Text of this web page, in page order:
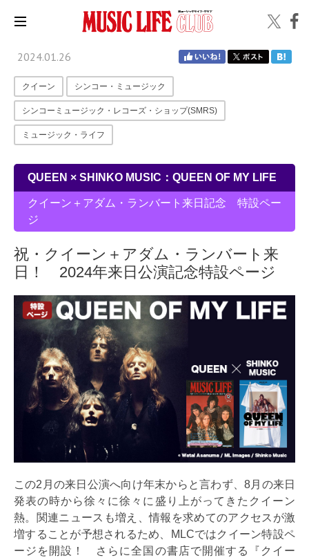
2024.01.26
クイーン シンコー・ミュージック
シンコーミュージック・レコーズ・ショップ(SMRS)
ミュージック・ライフ
QUEEN × SHINKO MUSIC：QUEEN OF MY LIFE
クイーン＋アダム・ランバート来日記念 特設ペー
ジ
祝・クイーン＋アダム・ランバート来
日！ 2024年来日公演記念特設ページ
この2月の来日公演へ向け年末からと言わず、8月の来日
発表の時から徐々に徐々に盛り上がってきたクイーン
熱。関連ニュースも増え、情報を求めてのアクセスが激
増することが予想されるため、MLCではクイーン特設ペ
ージを開設！ さらに全国の書店で開催する『クイー